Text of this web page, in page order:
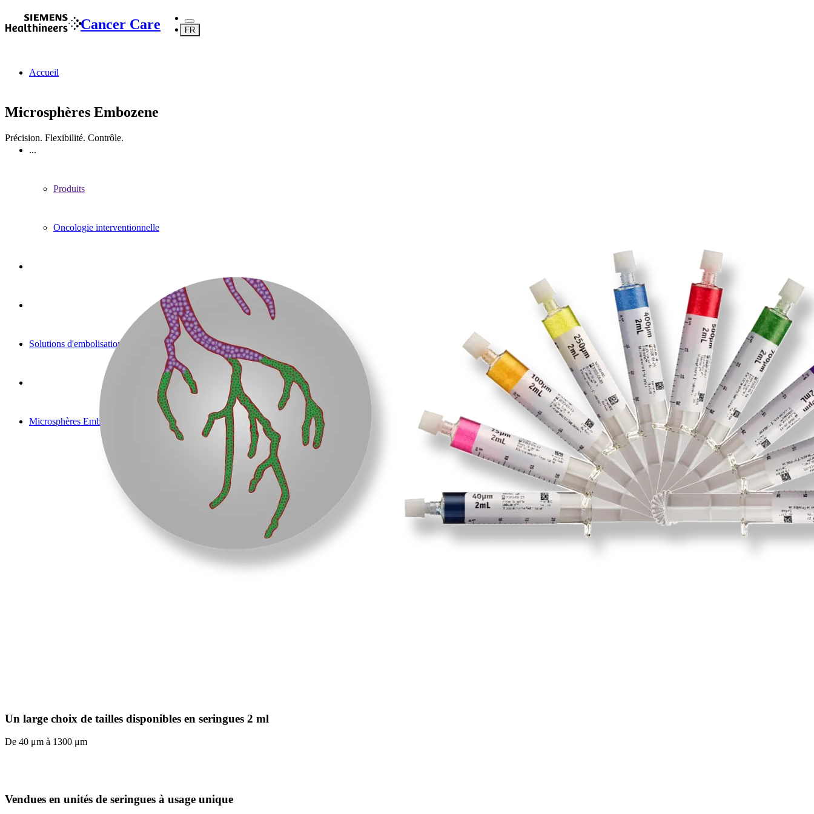
Cancer Care FR
Accueil
...
Produits
Oncologie interventionnelle
Solutions d'embolisation
Microsphères Embozene
Microsphères Embozene
Précision. Flexibilité. Contrôle.
Un large choix de tailles disponibles en seringues 2 ml
De 40 μm à 1300 μm
Vendues en unités de seringues à usage unique